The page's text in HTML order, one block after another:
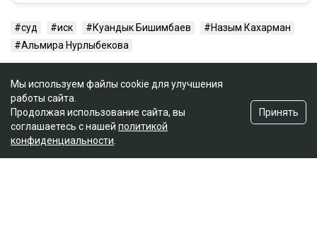
суд иск Куандык Бишимбаев
Назым Кахарман
Альмира Нурлыбекова
Мы используем файлы cookie для улучшения
работы сайта.
Продолжая использование сайта, вы
соглашаетесь с нашей политикой
конфиденциальности
Принять